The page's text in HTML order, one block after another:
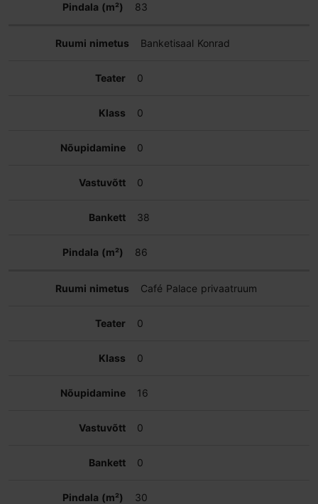
83
Banketisaal Konrad
0
0
0
0
38
86
Café Palace privaatruum
0
0
16
0
0
30